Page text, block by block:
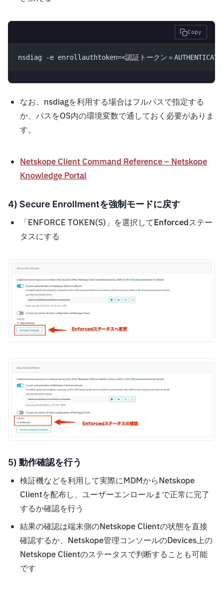
Copy
nsdiag -e enrollauthtoken=<認証トークン＝
なお、nsdiagを利用する場合はフルパスで指定する
か、パスをOS内の環境変数で通しておく必要がありま
す。
Netskope Client Command Reference – Netskope
Knowledge Portal
4) Secure Enrollmentを強制モードに戻す
「ENFORCE TOKEN(S)」を選択してEnforcedステー
タスにする
5) 動作確認を行う
検証機などを利用して実際にMDMからNetskope
Clientを配布し、ユーザーエンロールまで正常に完了
するか確認を行う
結果の確認は端末側のNetskope Clientの状態を直接
確認するか、Netskope管理コンソールのDevices上の
Netskope Clientのステータスで判断することも可能
です